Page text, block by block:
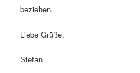
beziehen.
Liebe Grüße,
Stefan